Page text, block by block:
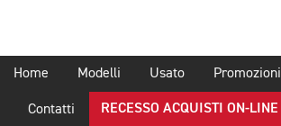
Home Modelli Usato Promozioni
Contatti RECESSO ACQUISTI ON-LINE